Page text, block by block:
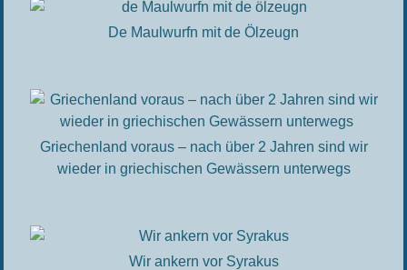
De Maulwurfn mit de Ölzeugn
Griechenland voraus – nach über 2 Jahren sind wir
wieder in griechischen Gewässern unterwegs
Wir ankern vor Syrakus